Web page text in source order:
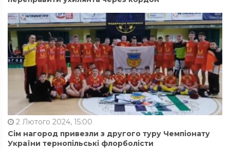
2 Лютого 2024, 15:00
Сім нагород привезли з другого туру Чемпіонату
України тернопільські флорболісти